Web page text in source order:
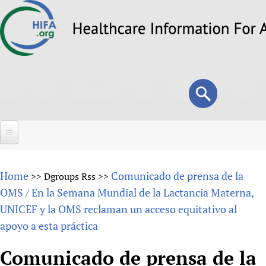
to
Search
form
Search
About
Overview
Why HIFA is needed
Vision and Strategy
Forums
How to use the HIFA forums
Home >> Dgroups Rss >> Comunicado de prensa de la
OMS / En la Semana Mundial de la Lactancia Materna,
UNICEF y la OMS reclaman un acceso equitativo al
apoyo a esta práctica
Comunicado de prensa de la